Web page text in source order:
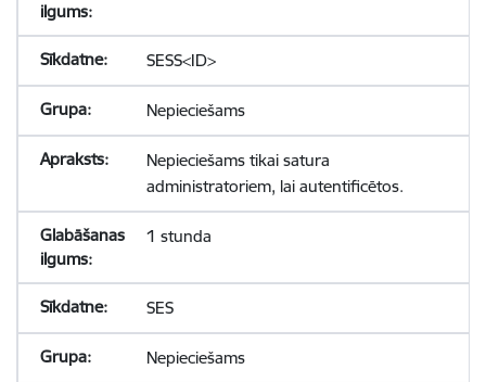
SESS<ID>
Nepieciešams
Nepieciešams tikai satura
administratoriem, lai autentificētos.
1 stunda
SES
Nepieciešams